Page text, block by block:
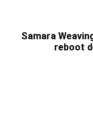
Samara
reboot